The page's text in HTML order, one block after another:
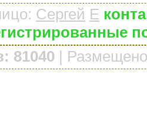
: Сергей E
81040 |